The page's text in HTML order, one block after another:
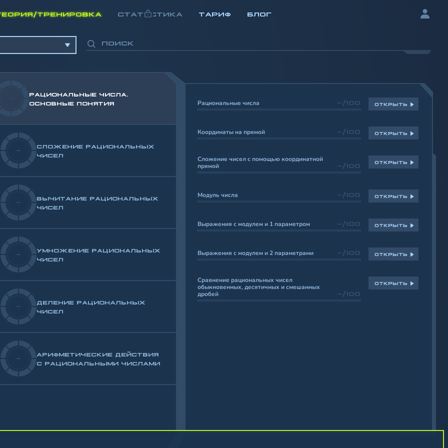
ТРЕНИРОВКА СТАТИСТИКА ТАРИФ БЛОГ
РАЦИОНАЛЬНЫЕ ЧИСЛА.
ОСНОВНЫЕ ПОНЯТИЯ
-
СЛОЖЕНИЕ РАЦИОНАЛЬНЫХ
ЧИСЕЛ
-
ВЫЧИТАНИЕ РАЦИОНАЛЬНЫХ
ЧИСЕЛ
-
УМНОЖЕНИЕ РАЦИОНАЛЬНЫХ
ЧИСЕЛ
-
ДЕЛЕНИЕ РАЦИОНАЛЬНЫХ
ЧИСЕЛ
-
АРИФМЕТИЧЕСКИЕ ДЕЙСТВИЯ
С РАЦИОНАЛЬНЫМИ ЧИСЛАМИ
Рациональные числа -/100 ОТКРЫТЬ
Координаты на прямой -/100 ОТКРЫТЬ
Сложение чисел с помощью координатной
прямой
-/100
ОТКРЫТЬ
Модуль числа -/100 ОТКРЫТЬ
Выражения с модулем и 1 параметром -/100 ОТКРЫТЬ
Выражения с модулем и 2 параметрами -/100 ОТКРЫТЬ
Сравнение рациональных чисел
обыкновенных, десятичных и смешанных
дробей
-/100
ОТКРЫТЬ